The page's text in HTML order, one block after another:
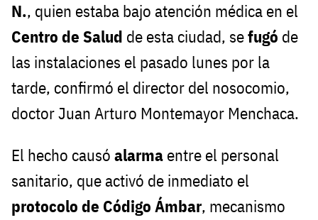
N., quien estaba bajo atención médica en el
Centro de Salud de esta ciudad, sefugó de
las instalaciones el pasado lunes por la
tarde, confirmó el director del nosocomio,
doctor Juan Arturo Montemayor Menchaca.
El hecho causó alarma entre el personal
sanitario, que activó de inmediato el
protocolo de Código Ámbar, mecanismo